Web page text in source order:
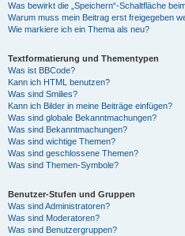
Was bewirkt die „Speichern“-Schaltfläche
Warum muss mein Beitrag erst freigegeben
Wie markiere ich ein Thema als neu?
Textformatierung und Thementypen
Was ist BBCode?
Kann ich HTML benutzen?
Was sind Smilies?
Kann ich Bilder in meine Beiträge einfügen?
Was sind globale Bekanntmachungen?
Was sind Bekanntmachungen?
Was sind wichtige Themen?
Was sind geschlossene Themen?
Was sind Themen-Symbole?
Benutzer-Stufen und Gruppen
Was sind Administratoren?
Was sind Moderatoren?
Was sind Benutzergruppen?